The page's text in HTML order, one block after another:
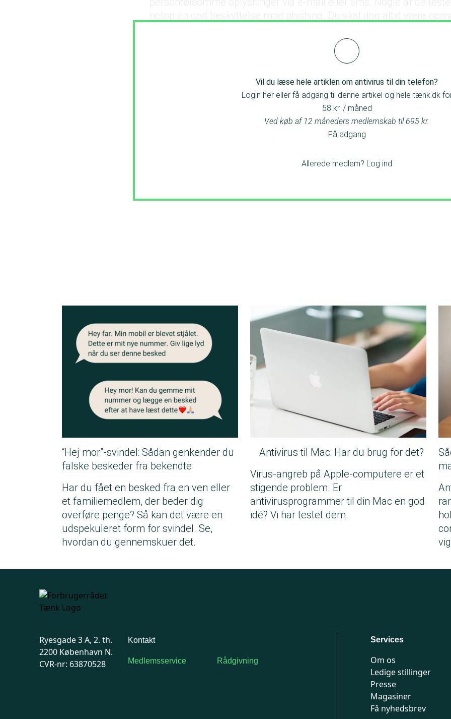
netop en god beskyttelse mod phishing. Du skal dog altid være
Vil du læse hele artiklen om antivirus til din telefon?
Login her eller få adgang til denne artikel og hele tænk.dk
58 kr. / måned
Ved køb af 12 måneders medlemskab til 695 kr.
Få adgang
Allerede medlem? Log ind
“Hej mor”-svindel: Sådan genkender du
falske beskeder fra bekendte
Har du fået en besked fra en ven eller
et familiemedlem, der beder dig
overføre penge? Så kan det være en
udspekuleret form for svindel. Se,
hvordan du gennemskuer det.
Antivirus til Mac: Har du brug for det?
Virus-angreb på Apple-computere er et
stigende problem. Er
antivirusprogrammer til din Mac en god
idé? Vi har testet dem.
Ryesgade 3 A, 2. th.
2200 København N.
CVR-nr: 63870528
Kontakt
Medlemsservice Rådgivning
Services
Om os
Ledige stillinger
Presse
Magasiner
Få nyhedsbrev